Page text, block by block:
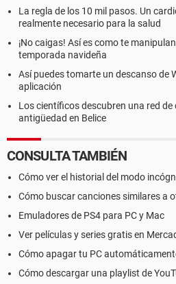
La regla de los 10 mil pasos. Un
realmente necesario para la salud
¡No caigas! Así es como te
temporada navideña
Así puedes tomarte un descanso de
aplicación
Los científicos descubren una red
antigüedad en Belice
CONSULTA TAMBIÉN
Cómo ver el historial del modo
Cómo buscar canciones similares a
Emuladores de PS4 para PC y Mac
Ver películas y series gratis en
Cómo apagar tu PC
Cómo descargar una playlist de